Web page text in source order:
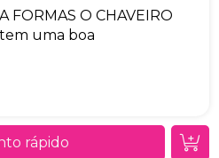
FORMAS O CHAVEIRO
uma boa
rápido